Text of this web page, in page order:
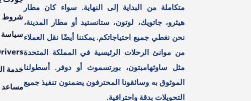
متكاملة من البداية إلى النهاية. سواء كان مطار
هيثرو، جاتويك، لوتون، ستانستيد أو مطار المدينة،
نحن نغطي جميع احتياجاتكم. يمكننا أيضًا نقل العملاء
من موانئ الرحلات الرئيسية في المملكة المتحدة
مثل ساوثهامبتون، بورتسموث أو دوفر. أسطولنا
الموثوق به وسائقونا المحترفون يضمنون تنفيذ جميع
التحويلات بدقة واحترافية.
شروط
خدمة
مساعد